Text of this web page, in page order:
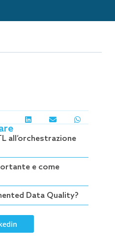
all’orchestrazione
e come
Data Quality?